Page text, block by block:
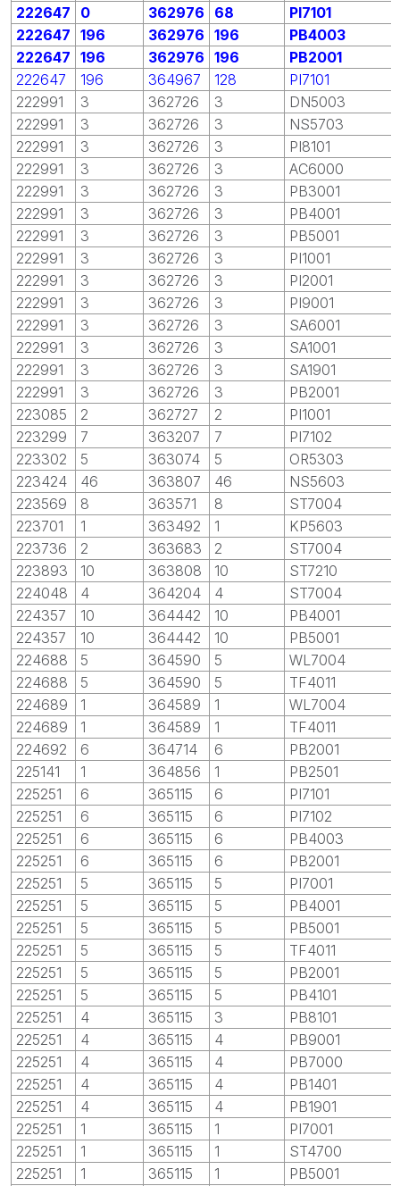
222647
0 362976 68 PI7101
222647 196 362976 196 PB4003
222647 196 362976 196 PB2001
222647
196 364967 128 PI7101
222991
3 362726 3 DN5003
222991
3 362726 3 NS5703
222991
3 362726 3 PI8101
222991
3 362726 3 AC6000
222991
3 362726 3 PB3001
222991
3 362726 3 PB4001
222991
3 362726 3 PB5001
222991
3 362726 3 PI1001
222991
3 362726 3 PI2001
222991
3 362726 3 PI9001
222991
3 362726 3 SA6001
222991
3 362726 3 SA1001
222991
3 362726 3 SA1901
222991
3 362726 3 PB2001
223085
2 362727 2 PI1001
223299
7 363207 7 PI7102
223302
5 363074 5 OR5303
223424
46 363807 46 NS5603
223569
8 363571 8 ST7004
223701
1 363492 1 KP5603
223736
2 363683 2 ST7004
223893
10 363808 10 ST7210
224048
4 364204 4 ST7004
224357
10 364442 10 PB4001
224357
10 364442 10 PB5001
224688
5 364590 5 WL7004
224688
5 364590 5 TF4011
224689
1 364589 1 WL7004
224689
1 364589 1 TF4011
224692
6 364714 6 PB2001
225141
1 364856 1 PB2501
225251
6 365115 6 PI7101
225251
6 365115 6 PI7102
225251
6 365115 6 PB4003
225251
6 365115 6 PB2001
225251
5 365115 5 PI7001
225251
5 365115 5 PB4001
225251
5 365115 5 PB5001
225251
5 365115 5 TF4011
225251
5 365115 5 PB2001
225251
5 365115 5 PB4101
225251
4 365115 3 PB8101
225251
4 365115 4 PB9001
225251
4 365115 4 PB7000
225251
4 365115 4 PB1401
225251
4 365115 4 PB1901
225251
1 365115 1 PI7001
225251
1 365115 1 ST4700
225251
1 365115 1 PB5001